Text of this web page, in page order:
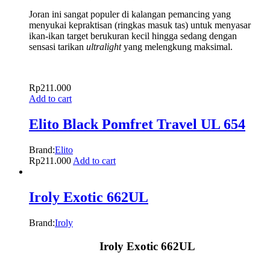
Joran ini sangat populer di kalangan pemancing yang
menyukai kepraktisan (ringkas masuk tas) untuk menyasar
ikan-ikan target berukuran kecil hingga sedang dengan
sensasi tarikan ultralightyang melengkung maksimal.
Rp211.000
Add to cart
Elito Black Pomfret Travel UL 654
Brand:Elito
Rp211.000 Add to cart
Iroly Exotic 662UL
Brand:Iroly
Iroly Exotic 662UL